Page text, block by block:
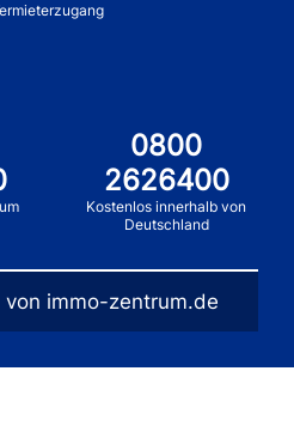
0800
2626400
Kostenlos innerhalb von
Deutschland
von immo-zentrum.de